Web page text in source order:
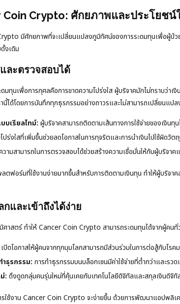
Coin Crypto: ศักยภาพและประโยชน์
มีศักยภาพที่จะเปลี่ยนแปลงภูมิทัศน์ของการระดมทุนเพื่อผู้ป่ว
งเดิม
ละตรวจสอบได้
ทุนเพื่อการกุศลคือการขาดความโปร่งใส ผู้บริจาคมักไม่ทราบว่าเ
ได้โดยการบันทึกทุกธุรกรรมอย่างถาวรและไม่สามารถเปลี่ยนแปล
บเรียลไทม์: ผู้บริจาคสามารถติดตามเส้นทางการใช้จ่ายของเงิน
ปร่งใสที่เพิ่มขึ้นช่วยลดโอกาสในการทุจริตและการนำเงินไปใช้ผิดวัต
วามสามารถในการตรวจสอบได้ช่วยสร้างความเชื่อมั่นให้กับผู้บริจาค
ตฟอร์มที่ใช้งานง่ายมากขึ้นสำหรับการติดตามเงินทุน ทำให้ผู้บริจา
และเข้าถึงได้ง่าย
าสตร์ ทำให้ Cancer Coin Crypto สามารถระดมทุนได้จากผู้คนทั่
เปิดโอกาสให้ผู้คนจากทุกมุมโลกสามารถมีส่วนร่วมในการต่อสู้กับโรคม
ำธุรกรรม: การทำธุรกรรมบนบล็อกเชนมีค่าใช้จ่ายที่ต่ำกว่าและรวด
: ดึงดูดกลุ่มคนรุ่นใหม่ที่คุ้นเคยกับเทคโนโลยีดิจิทัลและสกุลเงินดิจิทั
รใช้งาน Cancer Coin Crypto จะง่ายขึ้น ด้วยการพัฒนาแอปพลิ